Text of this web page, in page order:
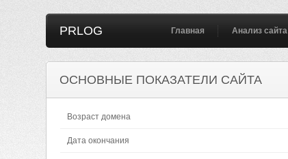
PRLOG Главная Анализ сайта
ОСНОВНЫЕ ПОКАЗАТЕЛИ САЙТА
Возраст домена
Дата окончания